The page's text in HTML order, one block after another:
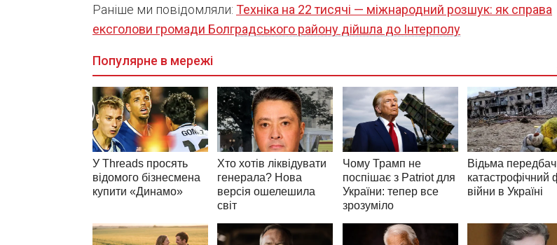
Раніше ми повідомляли: Техніка на 22 тисячі — міжнародний розшук: як справа
ексголови громади Болградського району дійшла до Інтерполу